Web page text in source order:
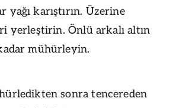
yağı karıştırın. Üzerine
yerleştirin. Önlü arkalı altın
mühürleyin.
sonra tencereden